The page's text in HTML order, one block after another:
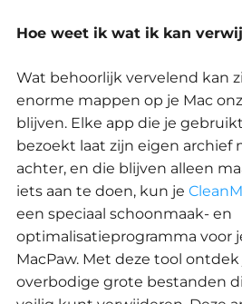
Hoe weet ik wat ik kan
Wat behoorlijk vervelend kan
enorme mappen op je Mac
blijven. Elke app die je
bezoekt laat zijn eigen archief
achter, en die blijven alleen
iets aan te doen, kun je
een speciaal schoonmaak- en
optimalisatieprogramma voor
MacPaw. Met deze tool ontdek
overbodige grote bestanden